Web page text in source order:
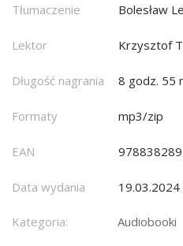
Tłumaczenie Bolesław
Lektor Krzysztof
Długość nagrania 8 godz. 55
Formaty mp3/zip
EAN
Data wydania 19.03.2024
Kategoria: Audiobooki